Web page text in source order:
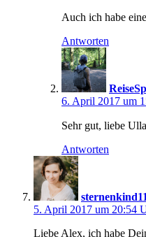
Auch ich habe
Antworten
6. April 2017 um
Sehr gut, liebe
Antworten
sternenkind11
5. April 2017 um 20:54
Liebe Alex, ich habe